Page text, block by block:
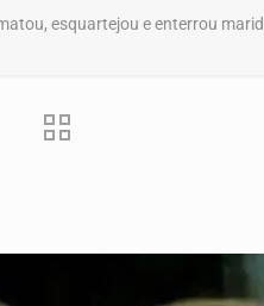
esquartejou e enterrou